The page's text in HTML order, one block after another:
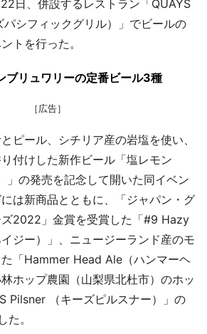
日、併設するレストラン「QUAYS
シフィックグリル）」でビールの
トを行った。
ブリュワリーの定番ビール3種
［広告］
ピール、シチリア産の岩塩を使い、
付けした新作ビール「塩レモン
」の発売を記念して開いた同イベン
は新商品とともに、「ジャパン・グ
ズ2022」金賞を受賞した「#9 Hazy
イジー）」、ニュージーランド産のモ
「Hammer Head Ale（ハンマーヘ
ホップ農園（山梨県北杜市）のホッ
Pilsner （キーズピルスナー）」の
。